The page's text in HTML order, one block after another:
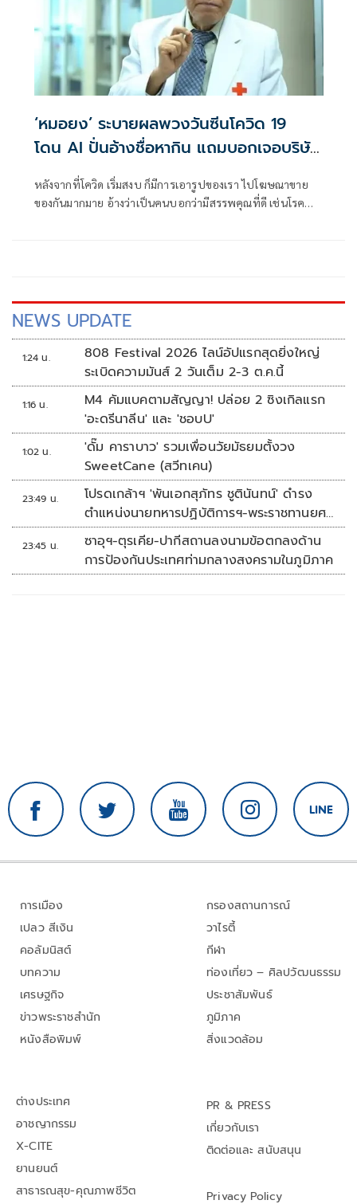
‘หมอยง’ ระบายผลพวงวันซีนโควิด 19
โดน AI ปั่นอ้างชื่อหากิน แถมบอกเจอบริษัท
ยาฟ้อง
หลังจากที่โควิด เริ่มสงบ ก็มีการเอารูปของเรา ไปโฆษณาขาย
ของกันมากมาย อ้างว่าเป็นคนบอกว่ามีสรรพคุณที่ดี เช่นโรค
NEWS UPDATE
1:24 น.
808 Festival 2026 ไลน์อัปแรกสุดยิ่งใหญ่
ระเบิดความมันส์ 2 วันเต็ม 2-3 ต.ค.นี้
1:16 น.
M4 คัมแบคตามสัญญา! ปล่อย 2 ซิงเกิลแรก
'อะดรีนาลีน' และ 'ชอบU'
1:02 น.
'ดั๊ม คาราบาว' รวมเพื่อนวัยมัธยมตั้งวง
SweetCane (สวีทเคน)
23:49 น.
โปรดเกล้าฯ 'พันเอกสุภัทร ชูตินันทน์' ดำรง
ตำแหน่งนายทหารปฏิบัติการฯ-พระราชทานยศ
'พลตรี'
23:45 น.
ซาอุฯ-ตุรเคีย-ปากีสถานลงนามข้อตกลงด้าน
การป้องกันประเทศท่ามกลางสงครามในภูมิภาค
การเมือง
เปลว สีเงิน
คอลัมนิสต์
บทความ
เศรษฐกิจ
ข่าวพระราชสำนัก
หนังสือพิมพ์
กรองสถานการณ์
วาไรตี้
กีฬา
ท่องเที่ยว – ศิลปวัฒนธรรม
ประชาสัมพันธ์
ภูมิภาค
สิ่งแวดล้อม
ต่างประเทศ
อาชญากรรม
X-CITE
ยานยนต์
สาธารณสุข-คุณภาพชีวิต
PR & PRESS
เกี่ยวกับเรา
ติดต่อและ สนับสนุน
Privacy Policy